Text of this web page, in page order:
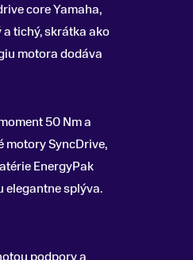
core Yamaha,
tichý, skrátka ako
motora dodáva
50 Nm a
motory SyncDrive,
EnergyPak
elegantne splýva.